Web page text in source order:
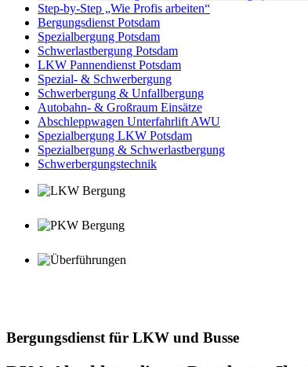
Step-by-Step „Wie Profis arbeiten“
Bergungsdienst Potsdam
Spezialbergung Potsdam
Schwerlastbergung Potsdam
LKW Pannendienst Potsdam
Spezial- & Schwerbergung
Schwerbergung & Unfallbergung
Autobahn- & Großraum Einsätze
Abschleppwagen Unterfahrlift AWU
Spezialbergung LKW Potsdam
Spezialbergung & Schwerlastbergung
Schwerbergungstechnik
Bergungsdienst für LKW und Busse